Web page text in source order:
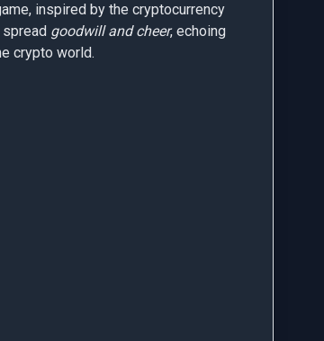
inspired by the cryptocurrency
goodwill and cheer, echoing
crypto world.